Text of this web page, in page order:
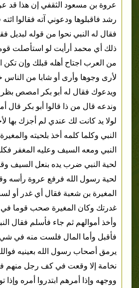
عروة بن مسعود الثقفي إن هذا
رشد فاقبلوها ودعوني آته فقالوا
فقال له النبي نحوا من قوله لبديل
ذلك أي محمد أرأيت لو استأصلت
من العرب اجتاح أهله قبلك وإن تكن
لأرى وجوها وأرى أو شابا من الناس
ويدعوك فقال له أبو بكر امصص بظر
وندعه قال من ذا قالوا أبو بكر قال
لولا يد كانت لك عندي لم أجزك بها
النبي وكلما كلمه أخذ بلحيته
النبي ومعه السيف وعليه المغفر
لحية النبي ضرب يده بنعل السيف
لحية رسول الله فرفع عروة رأسه
المغيرة بن شعبة فقال أي غدر أو
غدرتك وكان المغيرة صحب قوما في
وأخذ أموالهم ثم جاء فأسلم فقال
فأقبل وأما المال فلست منه في
يرمق أصحاب رسول الله بعينيه
نخامة إلا وقعت في كف رجل منهم
ووجهه وإذا أمرهم ابتدروا أمره وإذا